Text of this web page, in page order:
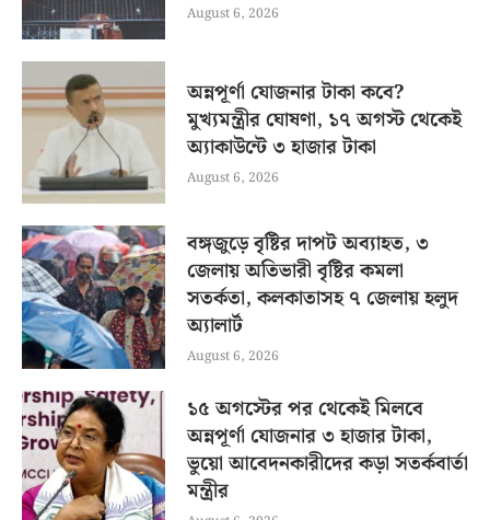
August 6, 2026
অন্নপূর্ণা যোজনার টাকা কবে?
মুখ্যমন্ত্রীর ঘোষণা, ১৭ অগস্ট থেকেই
অ্যাকাউন্টে ৩ হাজার টাকা
August 6, 2026
বঙ্গজুড়ে বৃষ্টির দাপট অব্যাহত, ৩
জেলায় অতিভারী বৃষ্টির কমলা
সতর্কতা, কলকাতাসহ ৭ জেলায় হলুদ
অ্যালার্ট
August 6, 2026
১৫ অগস্টের পর থেকেই মিলবে
অন্নপূর্ণা যোজনার ৩ হাজার টাকা,
ভুয়ো আবেদনকারীদের কড়া সতর্কবার্তা
মন্ত্রীর